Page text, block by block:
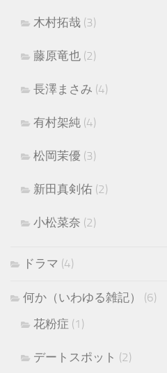
木村拓哉 (3)
藤原竜也 (2)
長澤まさみ (4)
有村架純 (4)
松岡茉優 (3)
新田真剣佑 (2)
小松菜奈 (2)
ドラマ (4)
何か（いわゆる雑記）
(6)
花粉症 (1)
デートスポット (2)